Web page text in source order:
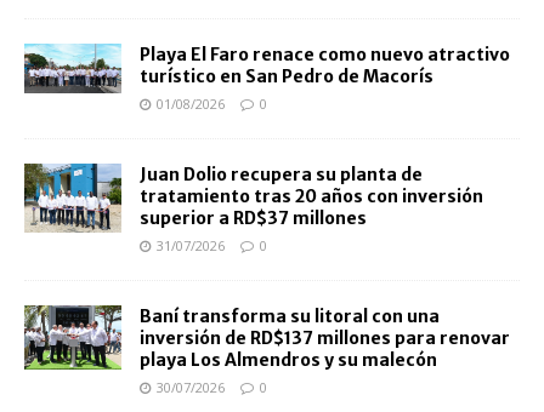
Playa El Faro renace como nuevo atractivo
turístico en San Pedro de Macorís
01/08/2026 0
Juan Dolio recupera su planta de
tratamiento tras 20 años con inversión
superior a RD$37 millones
31/07/2026 0
Baní transforma su litoral con una
inversión de RD$137 millones para renovar
playa Los Almendros y su malecón
30/07/2026 0